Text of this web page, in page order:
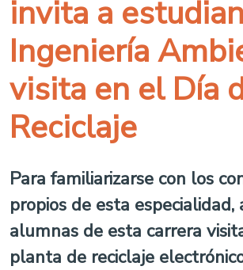
invita a
Ingeniería
visita en el Día
Reciclaje
Para familiarizarse con los
propios de esta
alumnas de esta carrera
planta de reciclaje